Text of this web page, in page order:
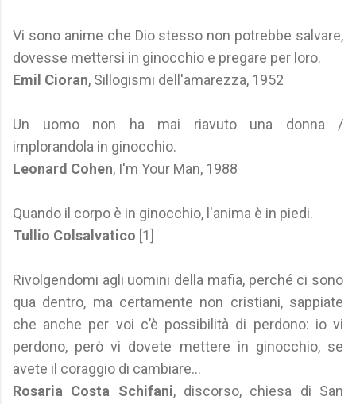
Vi sono anime che Dio stesso non potrebbe salvare,
dovesse mettersi in ginocchio e pregare per loro.
Emil Cioran, Sillogismi dell'amarezza, 1952
Un uomo non ha mai riavuto una donna /
implorandola in ginocchio.
Leonard Cohen, I'm Your Man, 1988
Quando il corpo è in ginocchio, l'anima è in piedi.
Tullio Colsalvatico [1]
Rivolgendomi agli uomini della mafia, perché ci sono
qua dentro, ma certamente non cristiani, sappiate
che anche per voi c’è possibilità di perdono: io vi
perdono, però vi dovete mettere in ginocchio, se
avete il coraggio di cambiare…
Rosaria Costa Schifani, discorso, chiesa di San